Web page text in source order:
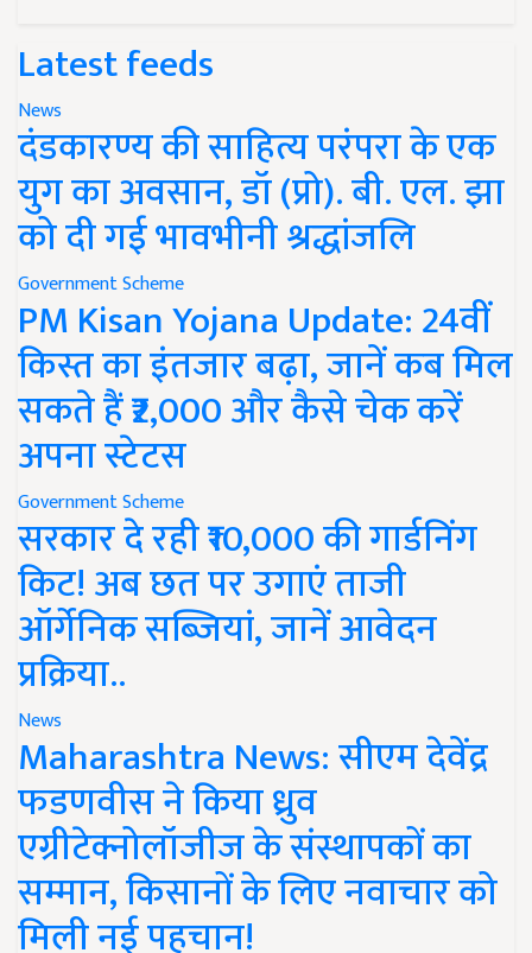
Latest feeds
News
दंडकारण्य की साहित्य परंपरा के एक
युग का अवसान, डॉ (प्रो). बी. एल. झा
को दी गई भावभीनी श्रद्धांजलि
Government Scheme
PM Kisan Yojana Update: 24वीं
किस्त का इंतजार बढ़ा, जानें कब मिल
सकते हैं ₹2,000 और कैसे चेक करें
अपना स्टेटस
Government Scheme
सरकार दे रही ₹10,000 की गार्डनिंग
किट! अब छत पर उगाएं ताजी
ऑर्गेनिक सब्जियां, जानें आवेदन
प्रक्रिया..
News
Maharashtra News: सीएम देवेंद्र
फडणवीस ने किया ध्रुव
एग्रीटेक्नोलॉजीज के संस्थापकों का
सम्मान, किसानों के लिए नवाचार को
मिली नई पहचान!